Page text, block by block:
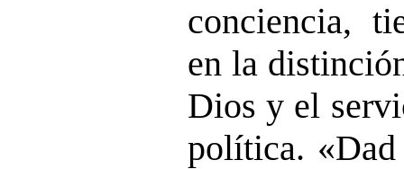
conciencia,
en la
Dios y el
política.